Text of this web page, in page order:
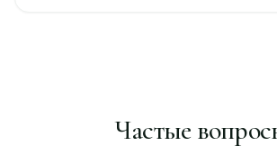
Частые